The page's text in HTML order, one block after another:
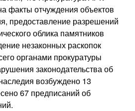
факты отчуждения объектов
предоставление разрешений
облика памятников
незаконных раскопок
органами прокуратуры
законодательства об
возбуждено 13
67 предписаний об